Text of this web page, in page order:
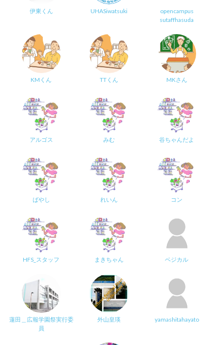
伊東くん UHASiwatsuki
opencampus
sutaffhasuda
KMくん TTくん MKさん
アルゴス みむ 谷ちゃんだよ
ばやし れいん コン
HFS_スタッフ まきちゃん ベジカル
蓮田＿広報学園祭実行委
員
外山皇瑛 yamashitahayato